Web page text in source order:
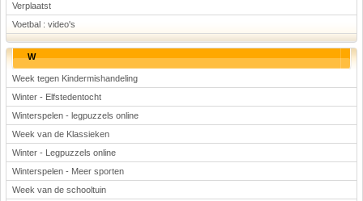
Verplaatst
Voetbal : video's
W
Week tegen Kindermishandeling
Winter - Elfstedentocht
Winterspelen - legpuzzels online
Week van de Klassieken
Winter - Legpuzzels online
Winterspelen - Meer sporten
Week van de schooltuin